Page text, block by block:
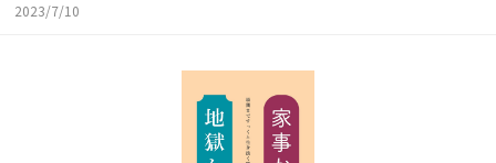
2023/7/10